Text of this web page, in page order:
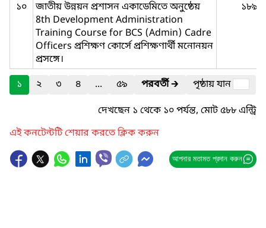
১০
জাতীয় উন্নয়ন প্রশাসন একাডেমিতে অনুষ্ঠেয়
8th Development Administration
Training Course for BCS (Admin) Cadre
Officers প্রশিক্ষণ কোর্সে প্রশিক্ষণার্থী মনোনয়ন
প্রসঙ্গে।
১৮৯
১ ২ ৩ ৪ ... ৫৯ পরবর্তী🡲
পৃষ্ঠায় যান
দেখছেন ১ থেকে ১০ পর্যন্ত, মোট ৫৮৮ এন্ট্রি
এই কনটেন্টটি শেয়ার করতে ক্লিক করুন
আপনার মতামত প্রদান করুন